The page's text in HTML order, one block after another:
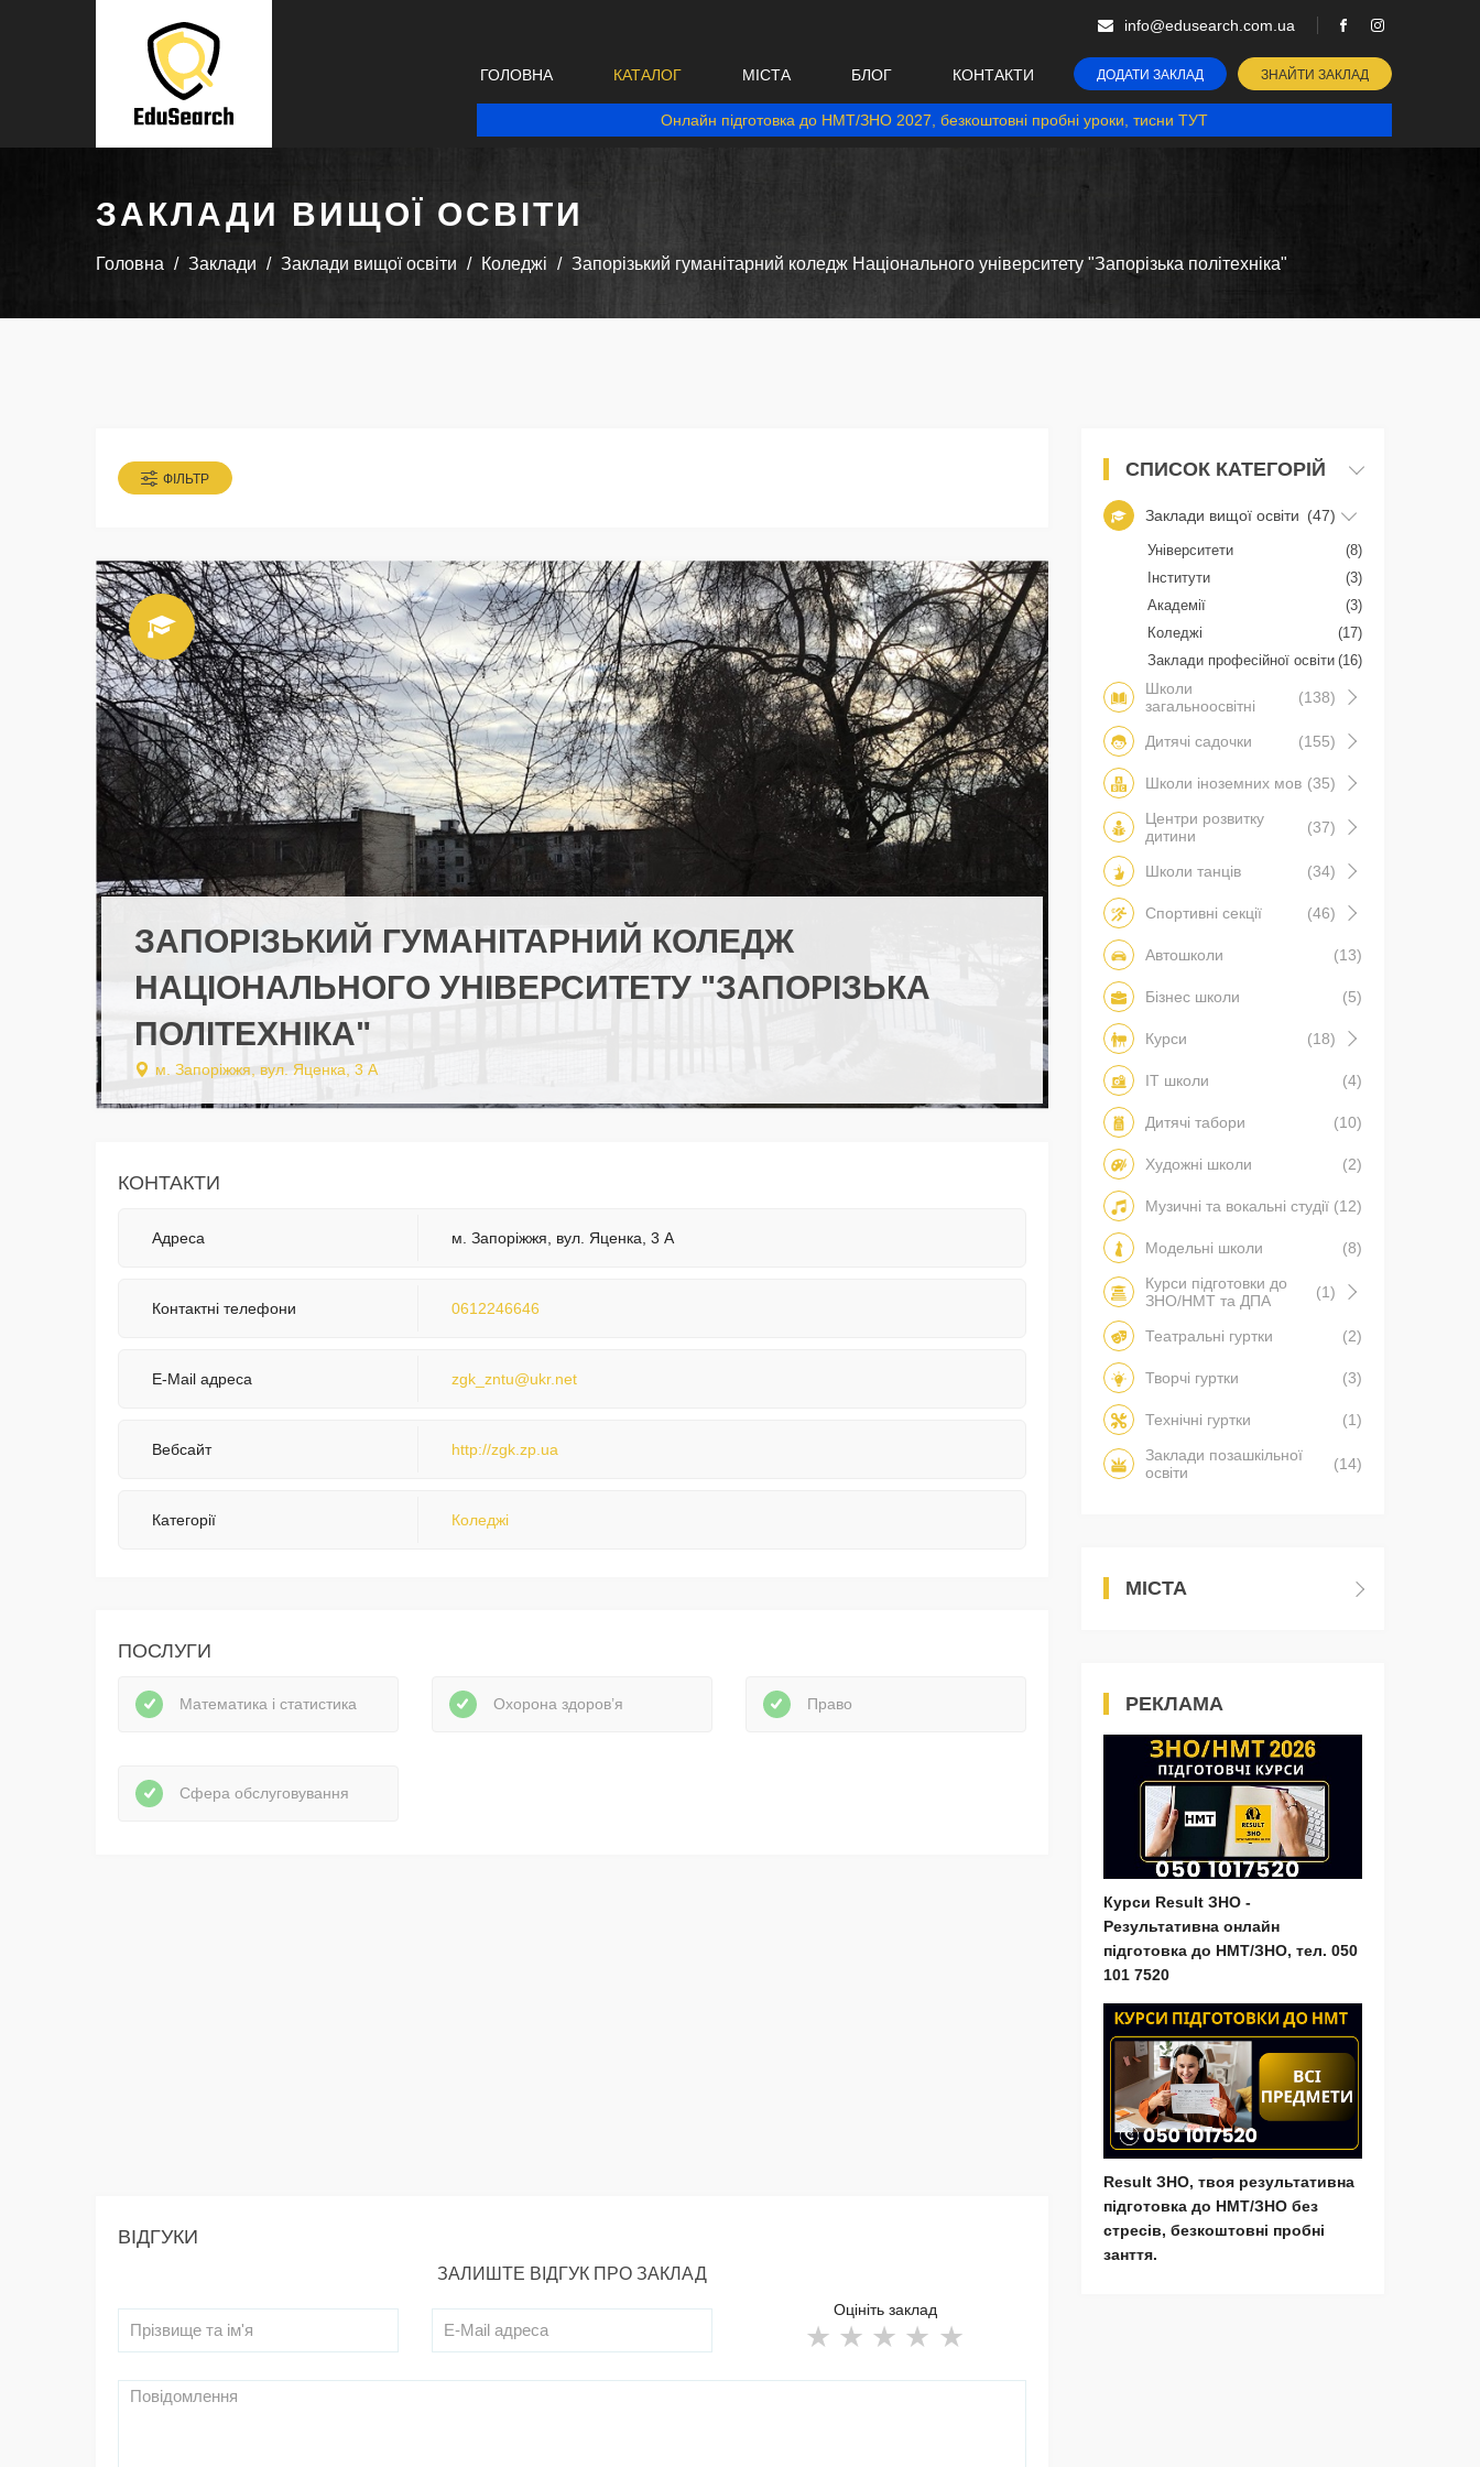
info@edusearch.com.ua
ГОЛОВНА КАТАЛОГ МІСТА БЛОГ КОНТАКТИ ДОДАТИ ЗАКЛАД ЗНАЙТИ ЗАКЛАД
Онлайн підготовка до НМТ/ЗНО 2027, безкоштовні пробні уроки, тисни ТУТ
ЗАКЛАДИ ВИЩОЇ ОСВІТИ
Головна Заклади Заклади вищої освіти Коледжі Запорізький гуманітарний коледж Національного університету "Запорізька політехніка"
ФІЛЬТР
ЗАПОРІЗЬКИЙ ГУМАНІТАРНИЙ КОЛЕДЖ
НАЦІОНАЛЬНОГО УНІВЕРСИТЕТУ "ЗАПОРІЗЬКА
ПОЛІТЕХНІКА"
м. Запоріжжя, вул. Яценка, 3 А
КОНТАКТИ
Адреса м. Запоріжжя, вул. Яценка, 3 А
Контактні телефони 0612246646
E-Mail адреса zgk_zntu@ukr.net
Вебсайт http://zgk.zp.ua
Категорії Коледжі
ПОСЛУГИ
Математика і статистика Охорона здоров’я Право
Сфера обслуговування
ВІДГУКИ
ЗАЛИШТЕ ВІДГУК ПРО ЗАКЛАД
Оцініть заклад
СПИСОК КАТЕГОРІЙ
Заклади вищої освіти (47)
Університети
(8)
Інститути
(3)
Академії
(3)
Коледжі
(17)
Заклади професійної освіти (16)
Школи
загальноосвітні
(138)
Дитячі садочки (155)
Школи іноземних мов (35)
Центри розвитку
дитини
(37)
Школи танців (34)
Спортивні секції (46)
Автошколи (13)
Бізнес школи (5)
Курси (18)
IT школи (4)
Дитячі табори (10)
Художні школи (2)
Музичні та вокальні студії (12)
Модельні школи
(8)
Курси підготовки до
ЗНО/НМТ та ДПА
(1)
Театральні гуртки (2)
Творчі гуртки (3)
Технічні гуртки
(1)
Заклади позашкільної
освіти
(14)
МІСТА
РЕКЛАМА
Курси Result ЗНО -
Результативна онлайн
підготовка до НМТ/ЗНО, тел. 050
101 7520
Result ЗНО, твоя результативна
підготовка до НМТ/ЗНО без
стресів, безкоштовні пробні
занття.